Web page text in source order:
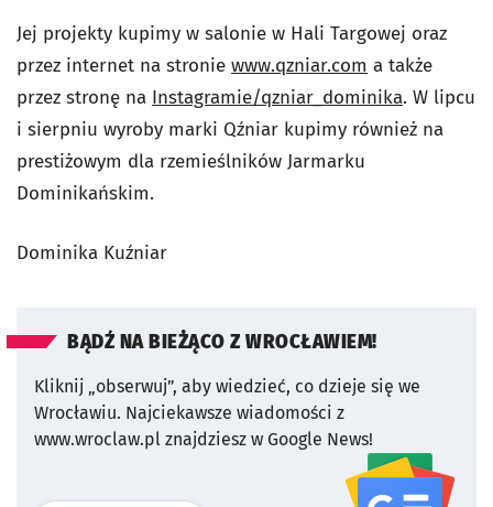
Jej projekty kupimy w salonie w Hali Targowej oraz
przez internet na stronie www.qzniar.com a także
przez stronę na Instagramie/qzniar_dominika. W lipcu
i sierpniu wyroby marki Qźniar kupimy również na
prestiżowym dla rzemieślników Jarmarku
Dominikańskim.
Dominika Kuźniar
BĄDŹ NA BIEŻĄCO Z WROCŁAWIEM!
Kliknij „obserwuj”, aby wiedzieć, co dzieje się we
Wrocławiu. Najciekawsze wiadomości z
www.wroclaw.pl znajdziesz w Google News!